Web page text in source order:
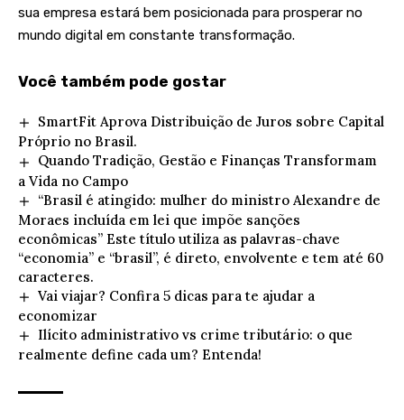
sua empresa estará bem posicionada para prosperar no
mundo digital em constante transformação.
Você também pode gostar
SmartFit Aprova Distribuição de Juros sobre Capital
Próprio no Brasil.
Quando Tradição, Gestão e Finanças Transformam
a Vida no Campo
“Brasil é atingido: mulher do ministro Alexandre de
Moraes incluída em lei que impõe sanções
econômicas” Este título utiliza as palavras-chave
“economia” e “brasil”, é direto, envolvente e tem até 60
caracteres.
Vai viajar? Confira 5 dicas para te ajudar a
economizar
Ilícito administrativo vs crime tributário: o que
realmente define cada um? Entenda!